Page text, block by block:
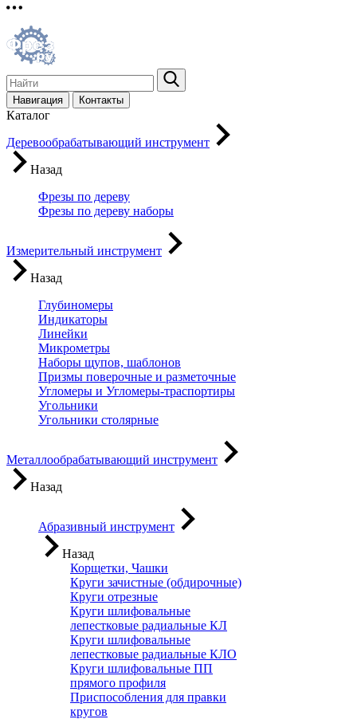
Навигация Контакты
Каталог
Деревообрабатывающий инструмент
Назад
Фрезы по дереву
Фрезы по дереву наборы
Измерительный инструмент
Назад
Глубиномеры
Индикаторы
Линейки
Микрометры
Наборы щупов, шаблонов
Призмы поверочные и разметочные
Угломеры и Угломеры-траспортиры
Угольники
Угольники столярные
Металлообрабатывающий инструмент
Назад
Абразивный инструмент
Назад
Корщетки, Чашки
Круги зачистные (обдирочные)
Круги отрезные
Круги шлифовальные
лепестковые радиальные КЛ
Круги шлифовальные
лепестковые радиальные КЛО
Круги шлифовальные ПП
прямого профиля
Приспособления для правки
кругов